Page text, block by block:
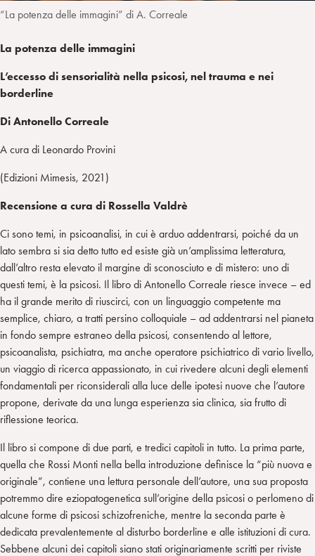
“La potenza delle immagini” di A. Correale
La potenza delle immagini
L’eccesso di sensorialità nella psicosi, nel trauma e nei
borderline
Di Antonello Correale
A cura di Leonardo Provini
(Edizioni Mimesis, 2021)
Recensione a cura di Rossella Valdrè
Ci sono temi, in psicoanalisi, in cui è arduo addentrarsi, poiché da un
lato sembra si sia detto tutto ed esiste già un’amplissima letteratura,
dall’altro resta elevato il margine di sconosciuto e di mistero: uno di
questi temi, è la psicosi. Il libro di Antonello Correale riesce invece – ed
ha il grande merito di riuscirci, con un linguaggio competente ma
semplice, chiaro, a tratti persino colloquiale – ad addentrarsi nel pianeta
in fondo sempre estraneo della psicosi, consentendo al lettore,
psicoanalista, psichiatra, ma anche operatore psichiatrico di vario livello,
un viaggio di ricerca appassionato, in cui rivedere alcuni degli elementi
fondamentali per riconsiderali alla luce delle ipotesi nuove che l’autore
propone, derivate da una lunga esperienza sia clinica, sia frutto di
riflessione teorica.
Il libro si compone di due parti, e tredici capitoli in tutto. La prima parte,
quella che Rossi Monti nella bella introduzione definisce la “più nuova e
originale”, contiene una lettura personale dell’autore, una sua proposta
potremmo dire eziopatogenetica sull’origine della psicosi o perlomeno di
alcune forme di psicosi schizofreniche, mentre la seconda parte è
dedicata prevalentemente al disturbo borderline e alle istituzioni di cura.
Sebbene alcuni dei capitoli siano stati originariamente scritti per riviste